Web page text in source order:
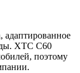
адаптированное
XTC C60
поэтому